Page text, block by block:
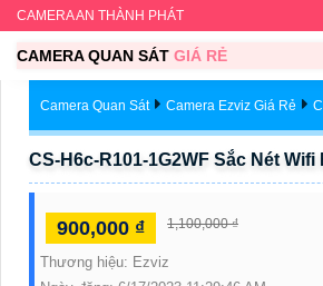
CAMERA AN THÀNH PHÁT
CAMERA QUAN SÁT GIÁ RẺ
Camera Quan Sát Camera Ezviz Giá Rẻ
CS-H6c-R101-1G2WF Sắc Nét Wifi
900,000 ₫ 1,100,000 ₫
Thương hiệu: Ezviz